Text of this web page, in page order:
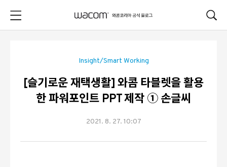
Insight/Smart Working
[슬기로운 재택생활] 와콤 타블렛을 활용
한 파워포인트 PPT 제작 ① 손글씨
2021. 8. 27. 10:07